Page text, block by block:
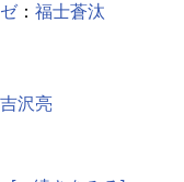
： 福士蒼汰
吉沢亮